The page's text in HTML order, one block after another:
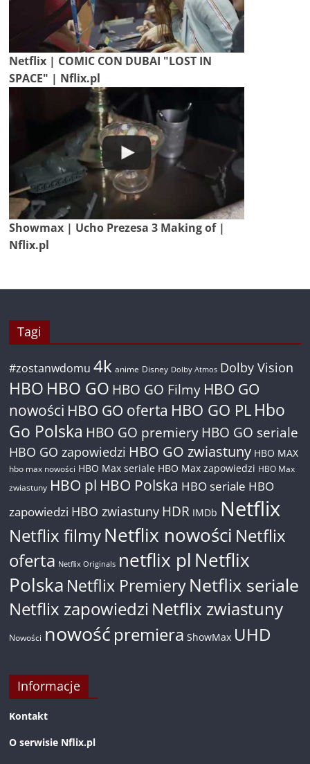
Netflix | COMIC CON DUBAI "LOST IN
SPACE" | Nflix.pl
Showmax | Ucho Prezesa 3 Making of |
Nflix.pl
Tagi
#zostanwdomu 4k anime Disney Dolby Atmos Dolby Vision
HBO HBO GO HBO GO Filmy HBO GO
nowości HBO GO oferta HBO GO PL Hbo
Go Polska HBO GO premiery HBO GO seriale
HBO GO zapowiedzi HBO GO zwiastuny HBO MAX
hbo max nowości HBO Max seriale HBO Max zapowiedzi HBO Max
zwiastuny HBO pl HBO Polska HBO seriale HBO
zapowiedzi HBO zwiastuny HDR IMDb Netflix
Netflix filmyNetflix nowości Netflix
oferta Netflix Originals netflix pl Netflix
Polska Netflix PremieryNetflix seriale
Netflix zapowiedzi Netflix zwiastuny
Nowości nowość premiera ShowMax UHD
Informacje
Kontakt
O serwisie Nflix.pl